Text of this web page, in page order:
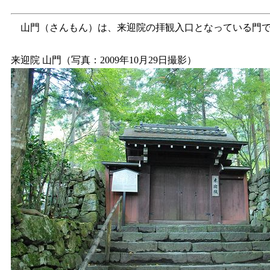
山門（さんもん）は、来迎院の拝観入口となっている門
来迎院 山門（写真：2009年10月29日撮影）